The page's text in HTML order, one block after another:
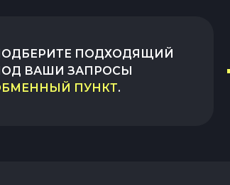
ПОДХОДЯЩИЙ
ВАШИ ЗАПРОСЫ
ПУНКТ.